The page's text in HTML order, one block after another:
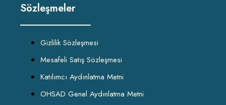
Sözleşmeler
Gizlilik Sözleşmesi
Mesafeli Satış Sözleşmesi
Katılımcı Aydınlatma Metni
OHSAD Genel Aydınlatma Metni